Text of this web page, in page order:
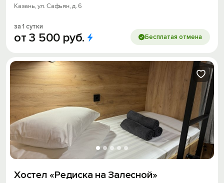
Казань, ул. Сафьян, д. 6
за 1 сутки
от3 500 руб. Бесплатая отмена
Хостел «Редиска на Залесной»